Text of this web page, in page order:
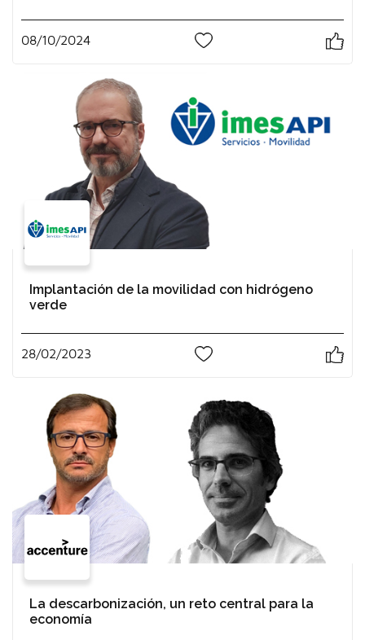
08/10/2024
Implantación de la movilidad con hidrógeno
verde
28/02/2023
La descarbonización, un reto central para la
economía